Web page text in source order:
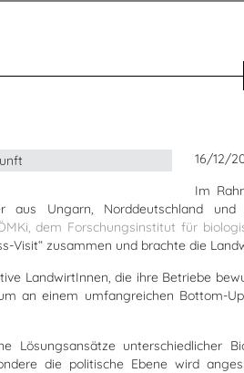
16/12/
Im
aus Ungarn, Norddeutschland
dem Forschungsinstitut für
Visit“ zusammen und brachte die
LandwirtInnen, die ihre Betriebe
an einem umfangreichen Bottom-
Lösungsansätze unterschiedlicher
die politische Ebene wird